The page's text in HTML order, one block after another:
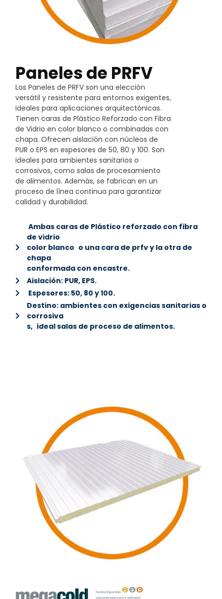
Paneles de PRFV
Los Paneles de PRFV son una elección
versátil y resistente para entornos exigentes,
ideales para aplicaciones arquitectónicas.
Tienen caras de Plástico Reforzado con Fibra
de Vidrio en color blanco o combinadas con
chapa. Ofrecen aislación con núcleos de
PUR o EPS en espesores de 50, 80 y 100. Son
ideales para ambientes sanitarios o
corrosivos, como salas de procesamiento
de alimentos. Además, se fabrican en un
proceso de línea continua para garantizar
calidad y durabilidad.
Ambas caras de Plástico reforzado con fibra
de vidrio
color blanco o una cara de prfv y la otra de
chapa
conformada con encastre.
Aislación: PUR, EPS.
Espesores: 50, 80 y 100.
Destino: ambientes con exigencias sanitarias o
corrosiva
s, ideal salas de proceso de alimentos.